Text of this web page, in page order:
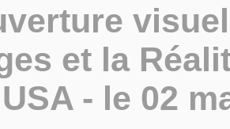
et la
- le 02